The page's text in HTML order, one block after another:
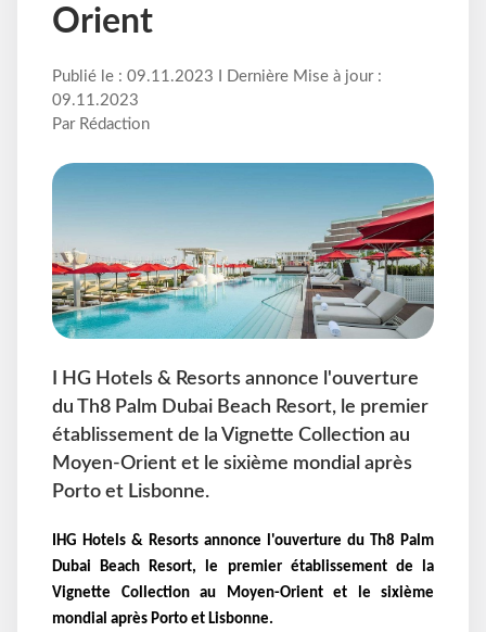
Orient
Publié le : 09.11.2023 I Dernière Mise à jour :
09.11.2023
Par Rédaction
I HG Hotels & Resorts annonce l'ouverture
du Th8 Palm Dubai Beach Resort, le premier
établissement de la Vignette Collection au
Moyen-Orient et le sixième mondial après
Porto et Lisbonne.
IHG Hotels & Resorts annonce l'ouverture du Th8 Palm
Dubai Beach Resort, le premier établissement de la
Vignette Collection au Moyen-Orient et le sixième
mondial après Porto et Lisbonne.